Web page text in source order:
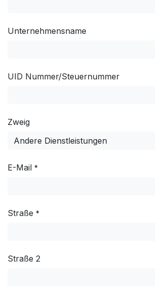
Unternehmensname
UID Nummer/Steuernummer
Zweig
E-Mail *
Straße *
Straße 2